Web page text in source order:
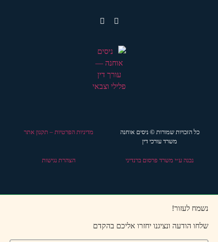
כל הזכויות שמורות © ניסים אוחנה
משרד עורכי דין
מדיניות הפרטיות – תקנון אתר
נבנה ע״י משרד פרסום ברנדיני הצהרת נגישות
נשמח לעזור!
שלחו הודעה ונציגנו יחזרו אליכם בהקדם